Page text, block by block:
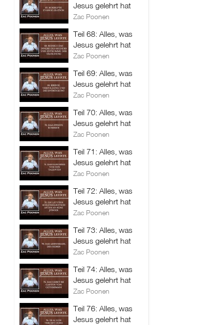
Jesus gelehrt hat
Zac Poonen
Teil 68: Alles, was
Jesus gelehrt hat
Zac Poonen
Teil 69: Alles, was
Jesus gelehrt hat
Zac Poonen
Teil 70: Alles, was
Jesus gelehrt hat
Zac Poonen
Teil 71: Alles, was
Jesus gelehrt hat
Zac Poonen
Teil 72: Alles, was
Jesus gelehrt hat
Zac Poonen
Teil 73: Alles, was
Jesus gelehrt hat
Zac Poonen
Teil 74: Alles, was
Jesus gelehrt hat
Zac Poonen
Teil 76: Alles, was
Jesus gelehrt hat